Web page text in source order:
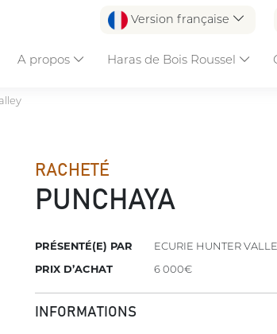
Version française
A propos Haras de Bois Roussel
RACHETÉ
PUNCHAYA
PRÉSENTÉ(E) PAR
ECURIE HUNTER
PRIX D’ACHAT
6 000€
INFORMATIONS